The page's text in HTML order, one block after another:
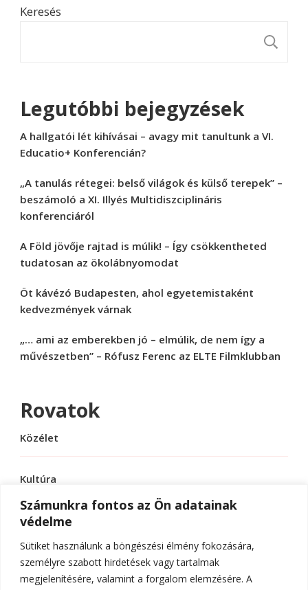
Számunkra fontos az Ön adatainak
védelme
Sütiket használunk a böngészési élmény fokozására,
személyre szabott hirdetések vagy tartalmak
megjelenítésére, valamint a forgalom elemzésére. A
Keresés
Legutóbbi bejegyzések
A hallgatói lét kihívásai – avagy mit tanultunk a VI.
Educatio+ Konferencián?
„A tanulás rétegei: belső világok és külső terepek” –
beszámoló a XI. Illyés Multidiszciplináris
konferenciáról
A Föld jövője rajtad is múlik! – Így csökkentheted
tudatosan az ökolábnyomodat
Öt kávézó Budapesten, ahol egyetemistaként
kedvezmények várnak
„… ami az emberekben jó – elmúlik, de nem így a
művészetben” – Rófusz Ferenc az ELTE Filmklubban
Rovatok
Közélet
Kultúra
Sport
Tudomány